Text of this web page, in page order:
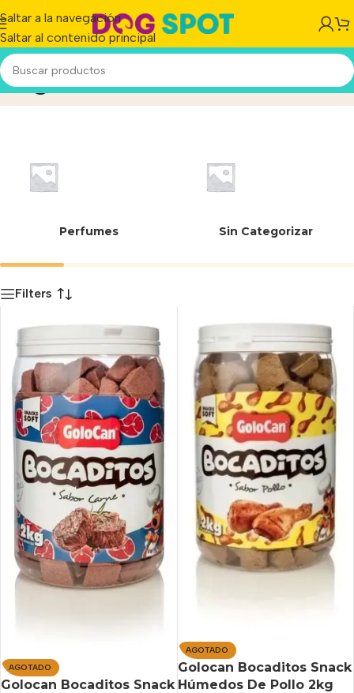
Saltar a la navegación
Saltar al contenido principal
Higiene dentalInicio/Producto
Perfumes Sin Categorizar
Filters
AGOTADO
Golocan Bocaditos Snack
AGOTADO
Golocan Bocaditos Snack
Húmedos De Pollo 2kg